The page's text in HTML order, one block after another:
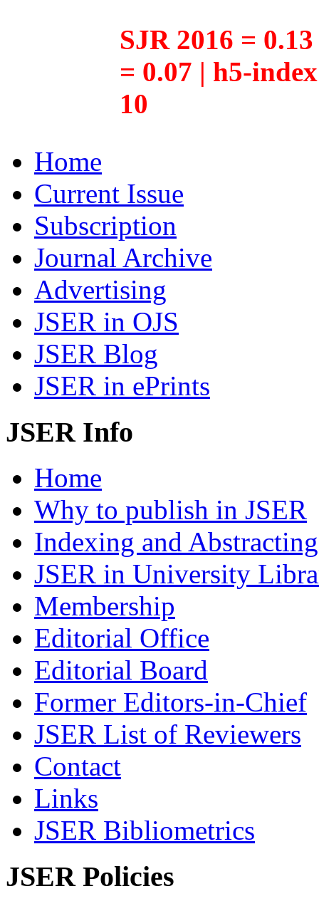
SJR 2016 =
= 0.07 | h5-
10
Home
Current Issue
Subscription
Journal Archive
Advertising
JSER in OJS
JSER Blog
JSER in ePrints
JSER Info
Home
Why to publish in JSER
Indexing and Abstracting
JSER in University
Membership
Editorial Office
Editorial Board
Former Editors-in-Chief
JSER List of Reviewers
Contact
Links
JSER Bibliometrics
JSER Policies